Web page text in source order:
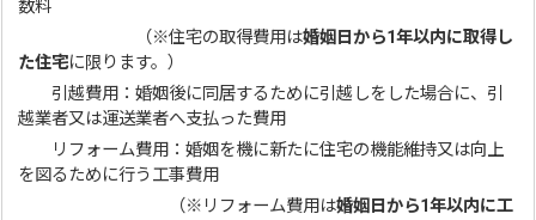
数料
（※住宅の取得費用は婚姻日から1年以内に取得し
た住宅に限ります。）
引越費用：婚姻後に同居するために引越しをした場合に、引
越業者又は運送業者へ支払った費用
リフォーム費用：婚姻を機に新たに住宅の機能維持又は向上
を図るために行う工事費用
（※リフォーム費用は婚姻日から1年以内に工